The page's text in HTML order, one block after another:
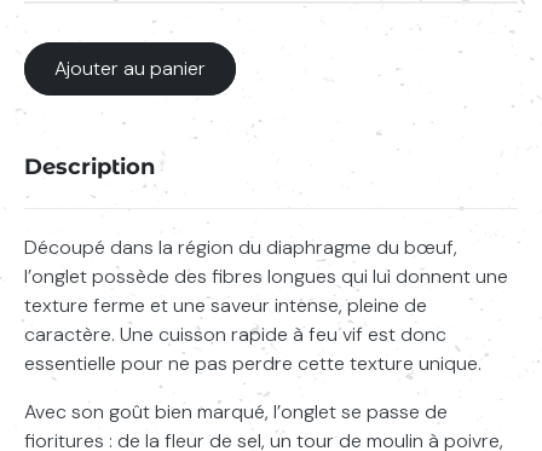
Saisissez votre recherche
Lancer
Ajouter au panier
Description
Découpé dans la région du diaphragme du bœuf,
l’onglet possède des fibres longues qui lui donnent une
texture ferme et une saveur intense, pleine de
caractère. Une cuisson rapide à feu vif est donc
essentielle pour ne pas perdre cette texture unique.
Avec son goût bien marqué, l’onglet se passe de
fioritures : de la fleur de sel, un tour de moulin à poivre,